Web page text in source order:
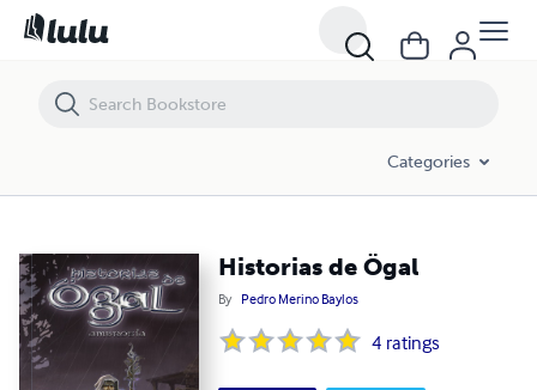
Categories
Historias de Ögal
By Pedro Merino Baylos
4 ratings
Historias de Ögal